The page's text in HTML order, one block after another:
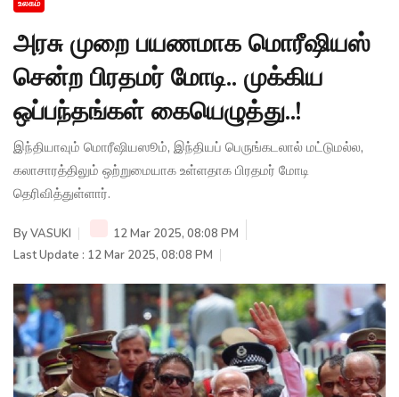
உலகம்
அரசு முறை பயணமாக மொரீஷியஸ்
சென்ற பிரதமர் மோடி.. முக்கிய
ஒப்பந்தங்கள் கையெழுத்து..!
இந்தியாவும் மொரீஷியஸூம், இந்தியப் பெருங்கடலால் மட்டுமல்ல,
கலாசாரத்திலும் ஒற்றுமையாக உள்ளதாக பிரதமர் மோடி
தெரிவித்துள்ளார்.
ByVASUKI
12 Mar 2025, 08:08 PM
Last Update : 12 Mar 2025, 08:08 PM